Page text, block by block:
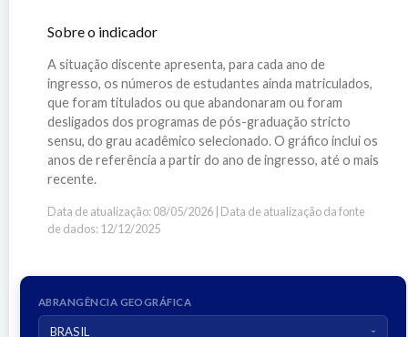
Sobre o indicador
A situação discente apresenta, para cada ano de
ingresso, os números de estudantes ainda matriculados,
que foram titulados ou que abandonaram ou foram
desligados dos programas de pós-graduação stricto
sensu, do grau acadêmico selecionado. O gráfico inclui os
anos de referência a partir do ano de ingresso, até o mais
recente.
Data de atualização: 08/05/2026 | Data de atualização da fonte
de dados: 12/12/2025
ABRANGÊNCIA GEOGRÁFICA
BRASIL